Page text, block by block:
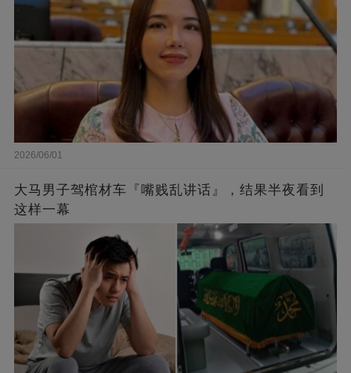
2026/06/01
大马男子驾棺材车『嘴贱乱讲话』，结果半夜看到
这样一幕